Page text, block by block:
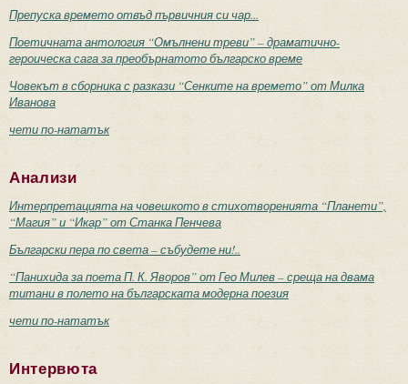
Препуска времето отвъд първичния си чар...
Поетичната антология “Омълнени треви” – драматично-
героическа сага за преобърнатото българско време
Човекът в сборника с разкази “Сенките на времето” от Милка
Иванова
чети по-нататък
Анализи
Интерпретацията на човешкото в стихотворенията “Планети”,
“Магия” и “Икар” от Станка Пенчева
Български пера по света – събудете ни!..
“Панихида за поета П. К. Яворов” от Гео Милев – среща на двама
титани в полето на българската модерна поезия
чети по-нататък
Интервюта